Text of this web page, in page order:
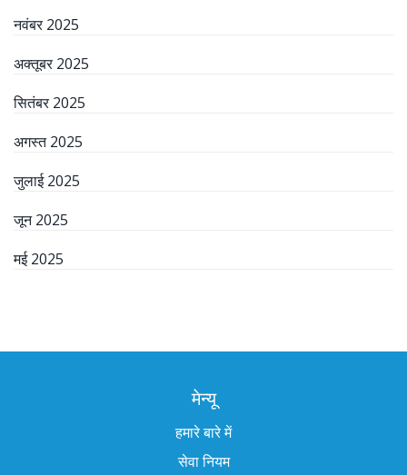
नवंबर 2025
अक्तूबर 2025
सितंबर 2025
अगस्त 2025
जुलाई 2025
जून 2025
मई 2025
मेन्यू
हमारे बारे में
सेवा नियम